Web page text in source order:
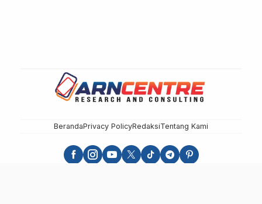
BerandaPrivacy PolicyRedaksiTentang Kami